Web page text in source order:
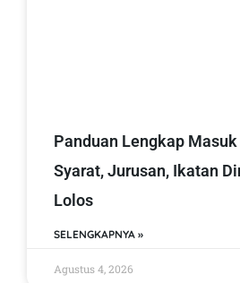
Panduan Lengkap
Syarat, Jurusan, Ikatan
Lolos
SELENGKAPNYA »
Agustus 4, 2026